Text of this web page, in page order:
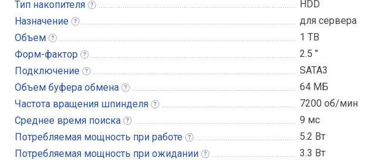
Тип накопителя
HDD
Назначение
для сервера
Объем
1 TB
Форм-фактор
2.5 "
Подключение
SATA3
Объем буфера обмена
64 МБ
Частота вращения шпинделя
7200 об/мин
Среднее время поиска
9 мс
Потребляемая мощность при работе
5.2 Вт
Потребляемая мощность при ожидании
3.3 Вт